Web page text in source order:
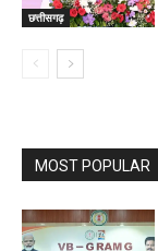
छत्तीसगढ़
MOST POPULAR